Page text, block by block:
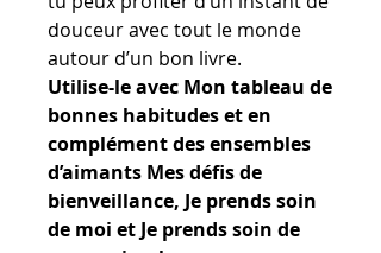
douceur avec tout le monde
autour d’un bon livre.
Utilise-le avec Mon tableau de
bonnes habitudes et en
complément des ensembles
d’aimants Mes défis de
bienveillance, Je prends soin
de moi et Je prends soin de